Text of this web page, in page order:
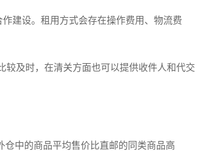
建设。租用方式会存在操作费用、物流费
及时，在清关方面也可以提供收件人和代交
中的商品平均售价比直邮的同类商品高